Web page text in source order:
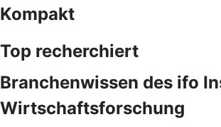
Kompakt
Top recherchiert
Branchenwissen des ifo
Wirtschaftsforschung